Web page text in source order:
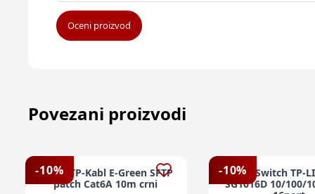
Oceni proizvod
Povezani proizvodi
-10%
LAN UTP-Kabl E-Green SFTP
patch Cat6A 10m crni
-10%
LAN Switch TP-
SG1016D 10/100/